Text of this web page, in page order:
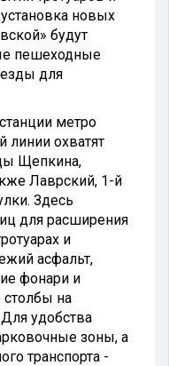
новых
будут
пешеходные
для
метро
линии охватят
Щепкина,
Лаврский, 1-й
Здесь
для расширения
и
асфальт,
фонари и
столбы на
удобства
зоны, а
транспорта -